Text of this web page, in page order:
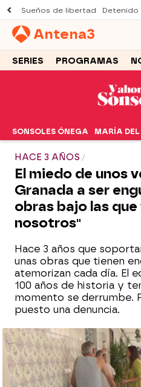
Sueños de libertad Detenido
Antena3
SERIES PROGRAMAS
SONSOLES ÓNEGA MARÍA
HACE 3 AÑOS
El miedo de unos
Granada a ser
obras bajo las que
nosotros"
Hace 3 años que
unas obras que tienen
atemorizan cada día. El
100 años de historia y
momento se derrumbe.
puesto una denuncia.